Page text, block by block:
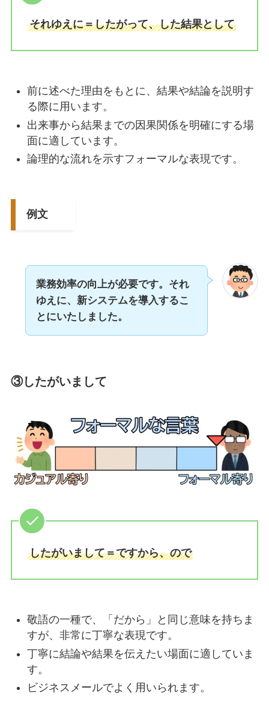
それゆえに＝したがって、した結果として
前に述べた理由をもとに、結果や結論を説明す
る際に用います。
出来事から結果までの因果関係を明確にする場
面に適しています。
論理的な流れを示すフォーマルな表現です。
例文
業務効率の向上が必要です。それ
ゆえに、新システムを導入するこ
とにいたしました。
③したがいまして
したがいまして＝ですから、ので
敬語の一種で、「だから」と同じ意味を持ちま
すが、非常に丁寧な表現です。
丁寧に結論や結果を伝えたい場面に適していま
す。
ビジネスメールでよく用いられます。